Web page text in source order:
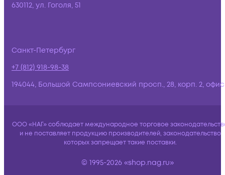
630112, ул. Гоголя, 51
Санкт-Петербург
+7 (812) 918-98-38
194044, Большой Сампсониевский просп., 28, корп. 2,
ООО «НАГ» соблюдает международное торговое
и не поставляет продукцию производителей, законодательство
которых запрещает такие поставки.
© 1995-2026 «shop.nag.ru»